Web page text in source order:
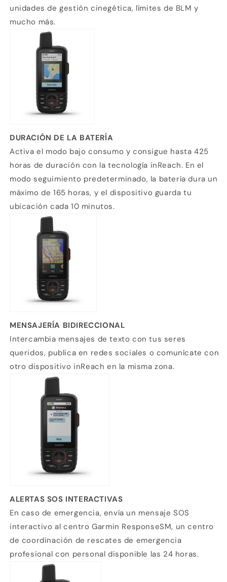
unidades de gestión cinegética, límites de BLM y
mucho más.
DURACIÓN DE LA BATERÍA
Activa el modo bajo consumo y consigue hasta 425
horas de duración con la tecnología inReach. En el
modo seguimiento predeterminado, la batería dura un
máximo de 165 horas, y el dispositivo guarda tu
ubicación cada 10 minutos.
MENSAJERÍA BIDIRECCIONAL
Intercambia mensajes de texto con tus seres
queridos, publica en redes sociales o comunícate con
otro dispositivo inReach en la misma zona.
ALERTAS SOS INTERACTIVAS
En caso de emergencia, envía un mensaje SOS
interactivo al centro Garmin ResponseSM, un centro
de coordinación de rescates de emergencia
profesional con personal disponible las 24 horas.